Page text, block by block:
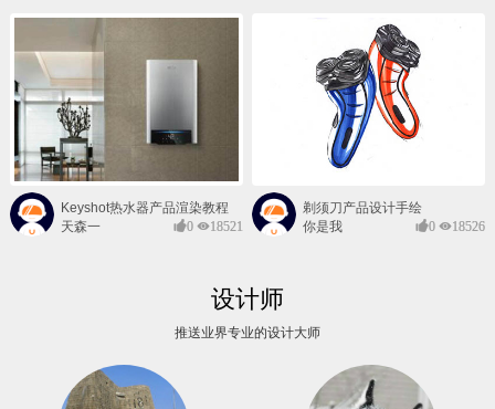
Keyshot热水器产品渲染教程
天森一
0 18521
剃须刀产品设计手绘
你是我
0 18526
设计师
推送业界专业的设计大师